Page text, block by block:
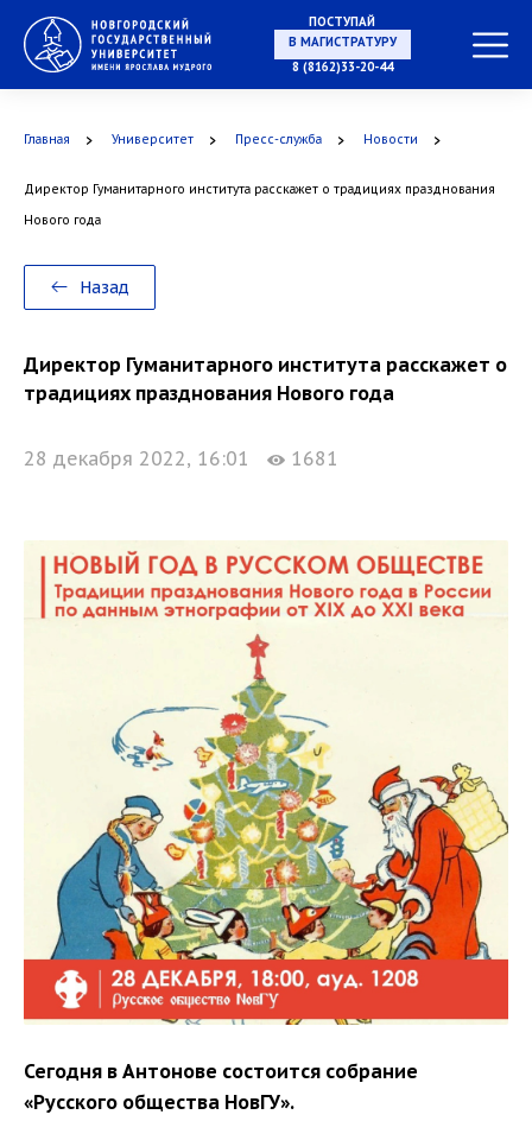
ПОСТУПАЙ
В МАГИСТРАТУРУ
8 (8162)33-20-44
Главная Университет Пресс-служба Новости
Директор Гуманитарного института расскажет о традициях празднования
Нового года
Назад
Директор Гуманитарного института расскажет о
традициях празднования Нового года
28 декабря 2022, 16:01 1681
Сегодня в Антонове состоится собрание
«Русского общества НовГУ».